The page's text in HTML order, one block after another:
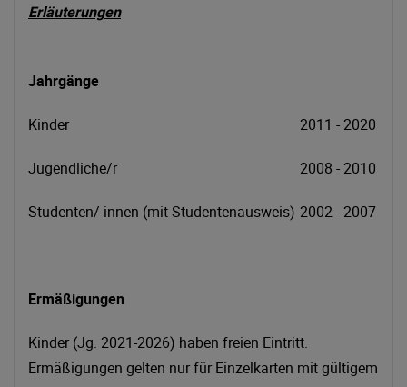
Erläuterungen
Jahrgänge
Kinder 2011 - 2020
Jugendliche/r 2008 - 2010
Studenten/-innen (mit Studentenausweis) 2002 - 2007
Ermäßigungen
Kinder (Jg. 2021-2026) haben freien Eintritt.
Ermäßigungen gelten nur für Einzelkarten mit gültigem